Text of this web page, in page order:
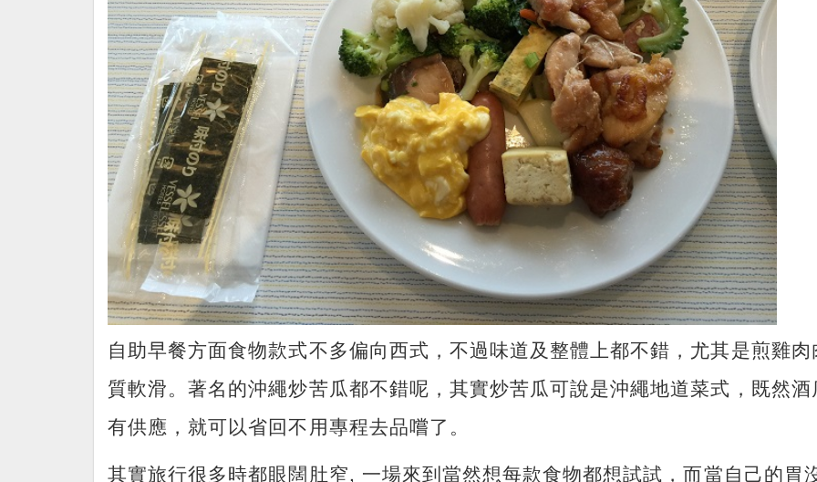
自助早餐方面食物款式不多偏向西式，不過味道及整體上都不錯，尤其是煎雞肉
質軟滑。著名的沖繩炒苦瓜都不錯呢，其實炒苦瓜可說是沖繩地道菜式，既然酒
有供應，就可以省回不用專程去品嚐了。
其實旅行很多時都眼闊肚窄, 一場來到當然想每款食物都想試試，而當自己的胃